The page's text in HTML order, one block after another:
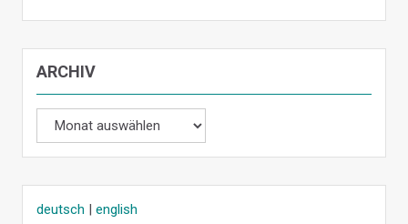
ARCHIV
Archiv
deutsch | english